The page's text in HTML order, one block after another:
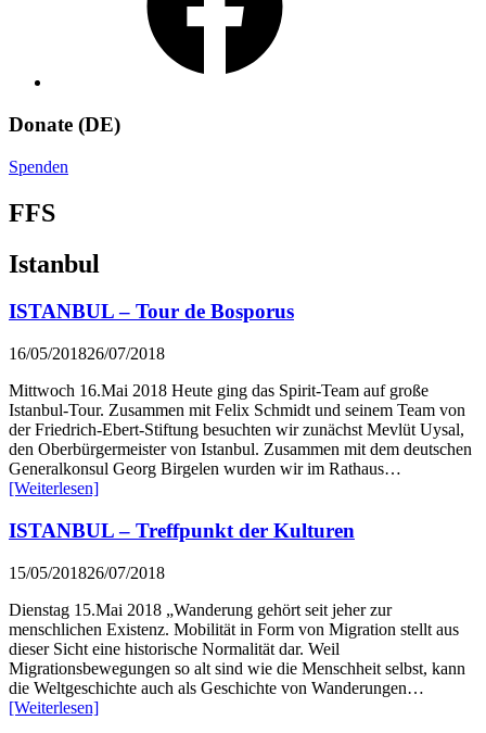
Donate (DE)
Spenden
FFS
Istanbul
ISTANBUL – Tour de Bosporus
16/05/201826/07/2018
Mittwoch 16.Mai 2018 Heute ging das Spirit-Team auf große
Istanbul-Tour. Zusammen mit Felix Schmidt und seinem Team von
der Friedrich-Ebert-Stiftung besuchten wir zunächst Mevlüt Uysal,
den Oberbürgermeister von Istanbul. Zusammen mit dem deutschen
Generalkonsul Georg Birgelen wurden wir im Rathaus…
[Weiterlesen]
ISTANBUL – Treffpunkt der Kulturen
15/05/201826/07/2018
Dienstag 15.Mai 2018 „Wanderung gehört seit jeher zur
menschlichen Existenz. Mobilität in Form von Migration stellt aus
dieser Sicht eine historische Normalität dar. Weil
Migrationsbewegungen so alt sind wie die Menschheit selbst, kann
die Weltgeschichte auch als Geschichte von Wanderungen…
[Weiterlesen]